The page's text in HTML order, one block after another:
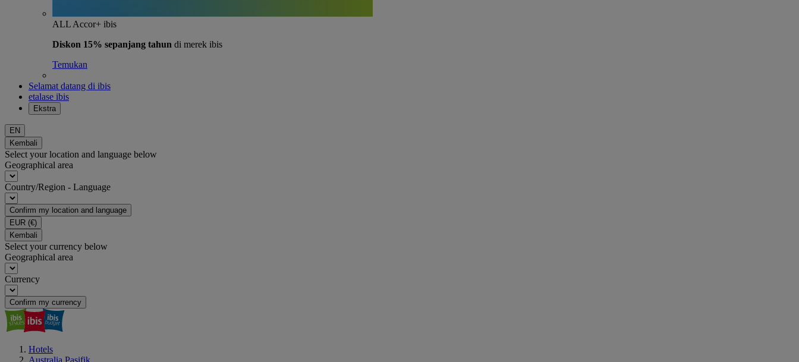
ALL Accor+ ibis
Diskon 15% sepanjang tahun di merek ibis
Temukan
Selamat datang di ibis
etalase ibis
Ekstra
EN
Kembali
Select your location and language below
Geographical area
Country/Region - Language
Confirm my location and language
EUR (€)
Kembali
Select your currency below
Geographical area
Currency
Confirm my currency
Hotels
Australia Pasifik